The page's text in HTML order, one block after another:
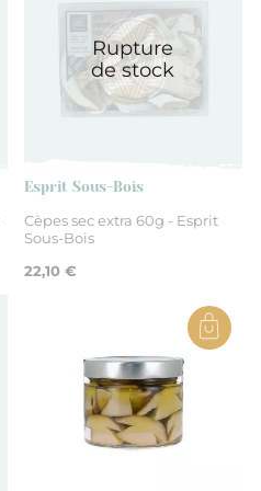
Rupture
de stock
Esprit Sous-Bois
Cèpes sec extra 60g - Esprit
Sous-Bois
22,10 €